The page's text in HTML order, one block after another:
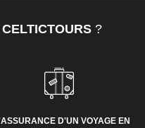
CELTICTOURS?
D'UN VOYAGE EN